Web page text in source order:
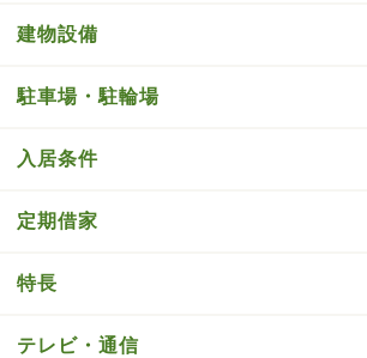
建物設備
駐車場・駐輪場
入居条件
定期借家
特長
テレビ・通信